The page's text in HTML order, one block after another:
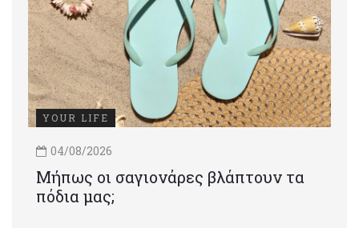
YOUR LIFE
04/08/2026
Μήπως οι σαγιονάρες βλάπτουν τα
πόδια μας;